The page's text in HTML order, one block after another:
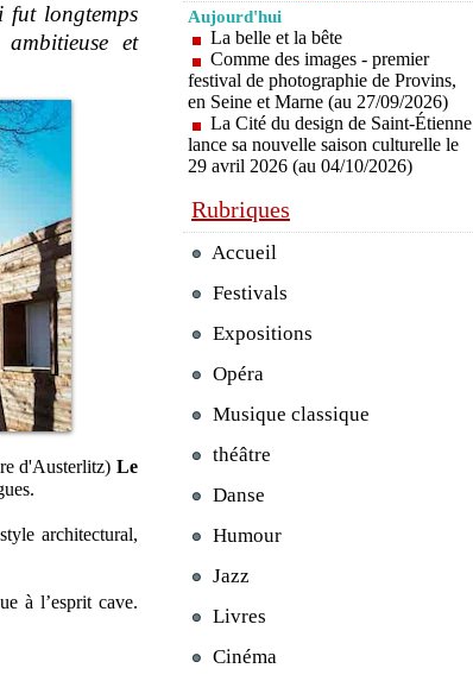
fut longtemps
et
d'Austerlitz) Le
architectural,
à l’esprit cave.
Aujourd'hui
La belle et la bête
Comme des images - premier
festival de photographie de Provins,
en Seine et Marne (au 27/09/2026)
La Cité du design de Saint-Étienne
lance sa nouvelle saison culturelle le
29 avril 2026 (au 04/10/2026)
Rubriques
Accueil
Festivals
Expositions
Opéra
Musique classique
théâtre
Danse
Humour
Jazz
Livres
Cinéma